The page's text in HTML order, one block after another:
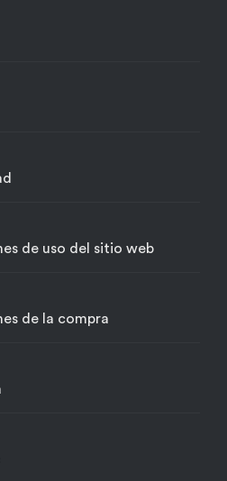
de uso del sitio web
de la compra